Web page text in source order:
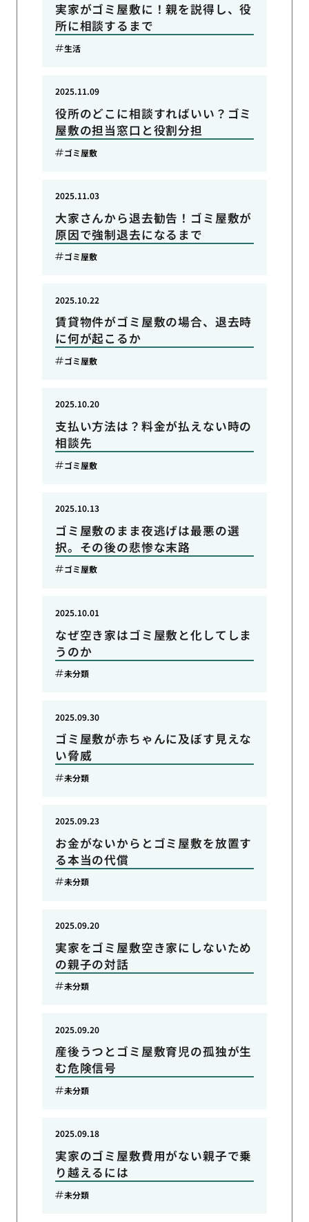
実家がゴミ屋敷に！親を説得し、役
所に相談するまで
生活
役所のどこに相談すればいい？ゴミ
屋敷の担当窓口と役割分担
2025.11.09
ゴミ屋敷
大家さんから退去勧告！ゴミ屋敷が
原因で強制退去になるまで
2025.11.03
ゴミ屋敷
賃貸物件がゴミ屋敷の場合、退去時
に何が起こるか
2025.10.22
ゴミ屋敷
支払い方法は？料金が払えない時の
相談先
2025.10.20
ゴミ屋敷
ゴミ屋敷のまま夜逃げは最悪の選
択。その後の悲惨な末路
2025.10.13
ゴミ屋敷
なぜ空き家はゴミ屋敷と化してしま
うのか
2025.10.01
未分類
ゴミ屋敷が赤ちゃんに及ぼす見えな
い脅威
2025.09.30
未分類
お金がないからとゴミ屋敷を放置す
る本当の代償
2025.09.23
未分類
実家をゴミ屋敷空き家にしないため
の親子の対話
2025.09.20
未分類
産後うつとゴミ屋敷育児の孤独が生
む危険信号
2025.09.20
未分類
実家のゴミ屋敷費用がない親子で乗
り越えるには
2025.09.18
未分類